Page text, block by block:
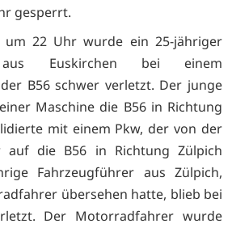
gesperrt.
um 22 Uhr wurde ein 25-jähriger
aus Euskirchen bei einem
B56 schwer verletzt. Der junge
Maschine die B56 in Richtung
mit einem Pkw, der von der
auf die B56 in Richtung Zülpich
Fahrzeugführer aus Zülpich,
übersehen hatte, blieb bei
Der Motorradfahrer wurde